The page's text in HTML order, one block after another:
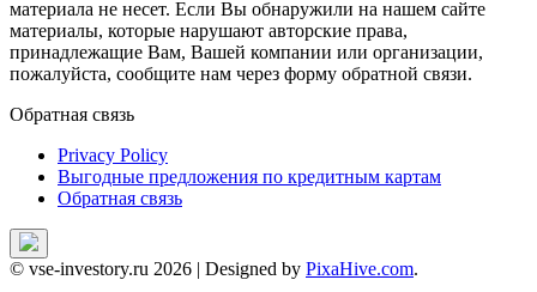
материала не несет. Если Вы обнаружили на нашем сайте
материалы, которые нарушают авторские права,
принадлежащие Вам, Вашей компании или организации,
пожалуйста, сообщите нам через форму обратной связи.
Обратная связь
Privacy Policy
Выгодные предложения по кредитным картам
Обратная связь
© vse-investory.ru 2026 | Designed by PixaHive.com.